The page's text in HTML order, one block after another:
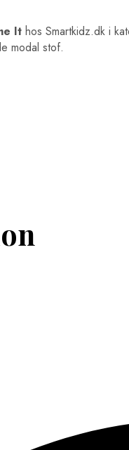
It hos Smartkidz.dk i
modal stof.